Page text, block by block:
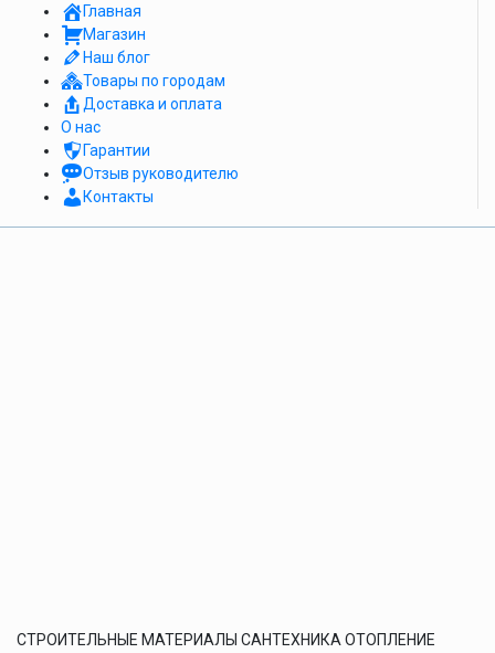
Главная
Магазин
Наш блог
Товары по городам
Доставка и оплата
О нас
Гарантии
Отзыв руководителю
Контакты
СТРОИТЕЛЬНЫЕ МАТЕРИАЛЫ САНТЕХНИКА ОТОПЛЕНИЕ